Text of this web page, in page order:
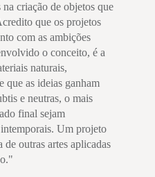
criação de objetos que
que os projetos
com as ambições
o conceito, é a
naturais,
que as ideias ganham
e neutras, o mais
final sejam
Um projeto
de outras artes aplicadas